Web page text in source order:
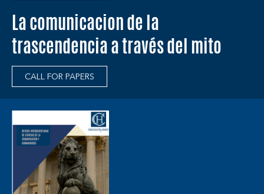
La comunicacion de la
trascendencia a través del mito
CALL FOR PAPERS